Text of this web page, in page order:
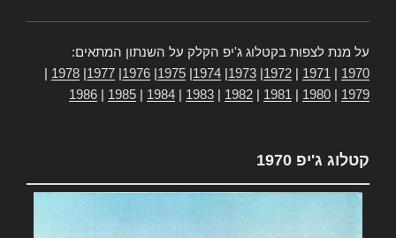
על מנת לצפות בקטלוג ג'יפ הקלק על השנתון המתאים:
1970
1971
1972
1973
1974
1975
1976
1977
1978
1979
1980
1981
1982
1983
1984
1985
1986
קטלוג ג'יפ 1970